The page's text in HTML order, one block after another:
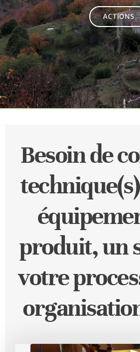
ACTIONS
Besoin de
produit, un
votre